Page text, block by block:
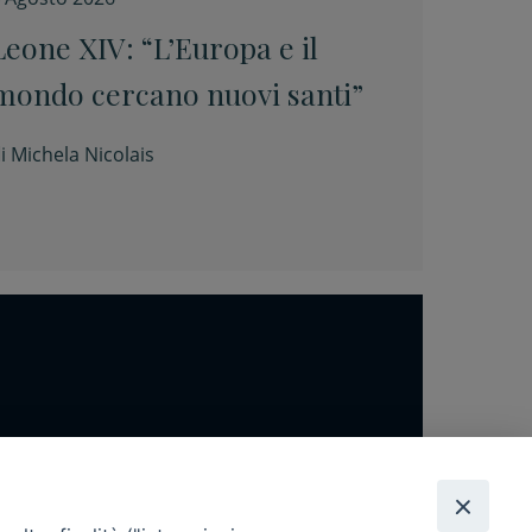
XIV: “L’Europa e il
cercano nuovi santi”
Michela Nicolais